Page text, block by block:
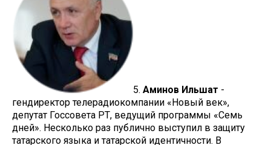
5. Аминов Ильшат -
гендиректор телерадиокомпании «Новый век»,
депутат Госсовета РТ, ведущий программы «Семь
дней». Несколько раз публично выступил в защиту
татарского языка и татарской идентичности. В